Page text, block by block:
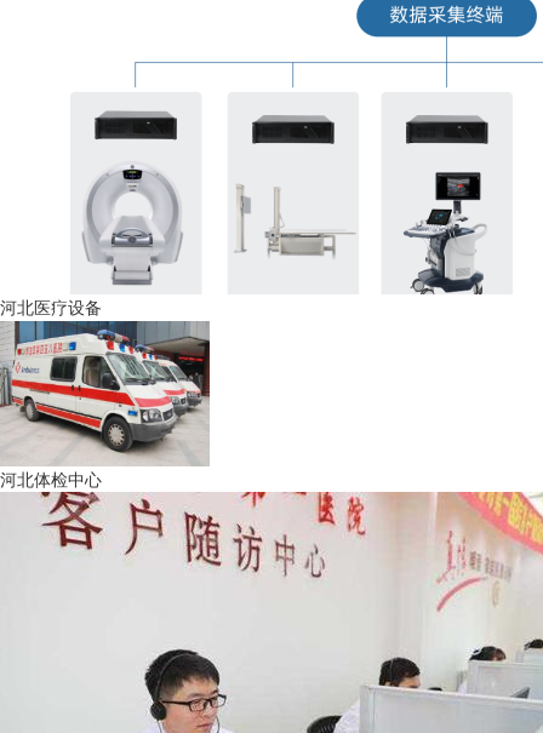
河北医疗设备
河北体检中心